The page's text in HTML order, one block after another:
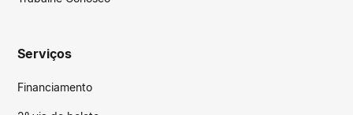
Serviços
Financiamento